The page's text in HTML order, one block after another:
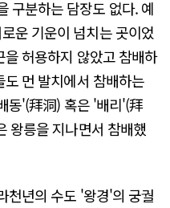
구분하는 담장도 없다. 예
운 기운이 넘치는 곳이었
허용하지 않았고 참배하
먼 발치에서 참배하는
동'(拜洞) 혹은 '배리'(拜
왕릉을 지나면서 참배했
천년의 수도 '왕경'의 궁궐